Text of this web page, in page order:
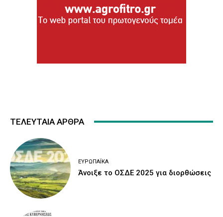
ΤΕΛΕΥΤΑΙΑ ΑΡΘΡΑ
ΕΥΡΩΠΑΪΚΆ
Άνοιξε το ΟΣΔΕ 2025 για διορθώσεις